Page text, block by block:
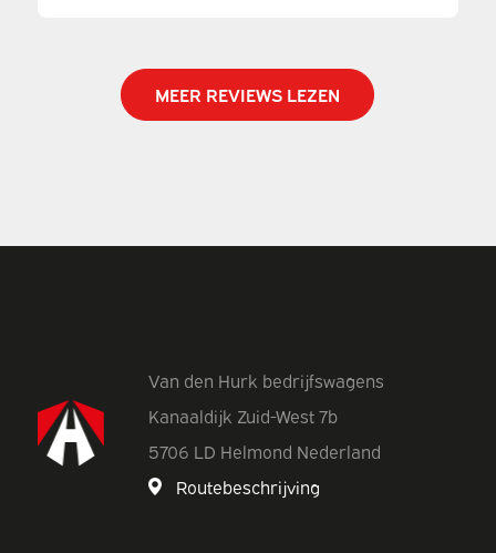
MEER REVIEWS LEZEN
Van den Hurk bedrijfswagens
Kanaaldijk Zuid-West 7b
5706 LD Helmond Nederland
Routebeschrijving